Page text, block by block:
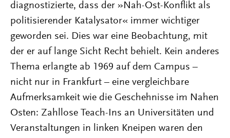
diagnostizierte, dass der »Nah-Ost-Konflikt als
politisierender Katalysator« immer wichtiger
geworden sei. Dies war eine Beobachtung, mit
der er auf lange Sicht Recht behielt. Kein anderes
Thema erlangte ab 1969 auf dem Campus –
nicht nur in Frankfurt – eine vergleichbare
Aufmerksamkeit wie die Geschehnisse im Nahen
Osten: Zahllose Teach-Ins an Universitäten und
Veranstaltungen in linken Kneipen waren den